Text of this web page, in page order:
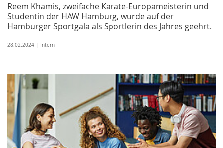
Reem Khamis, zweifache Karate-Europameisterin und
Studentin der HAW Hamburg, wurde auf der
Hamburger Sportgala als Sportlerin des Jahres geehrt.
28.02.2024 | Intern